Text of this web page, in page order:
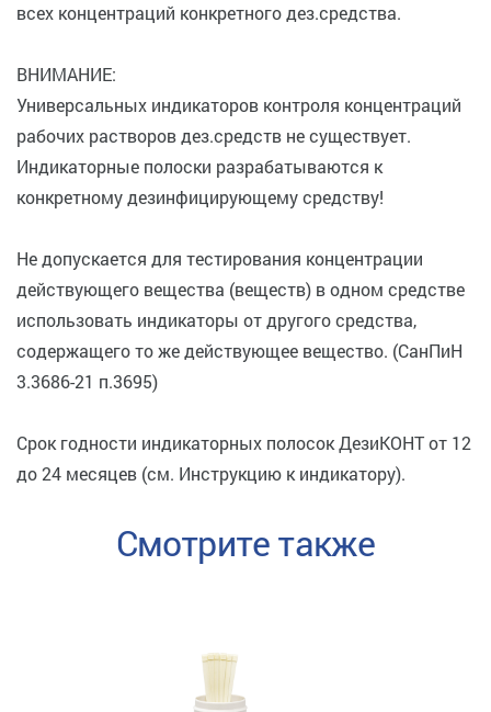
всех концентраций конкретного дез.средства.
ВНИМАНИЕ:
Универсальных индикаторов контроля концентраций
рабочих растворов дез.средств не существует.
Индикаторные полоски разрабатываются к
конкретному дезинфицирующему средству!
Не допускается для тестирования концентрации
действующего вещества (веществ) в одном средстве
использовать индикаторы от другого средства,
содержащего то же действующее вещество. (СанПиН
3.3686-21 п.3695)
Срок годности индикаторных полосок ДезиКОНТ от 12
до 24 месяцев (см. Инструкцию к индикатору).
Смотрите также